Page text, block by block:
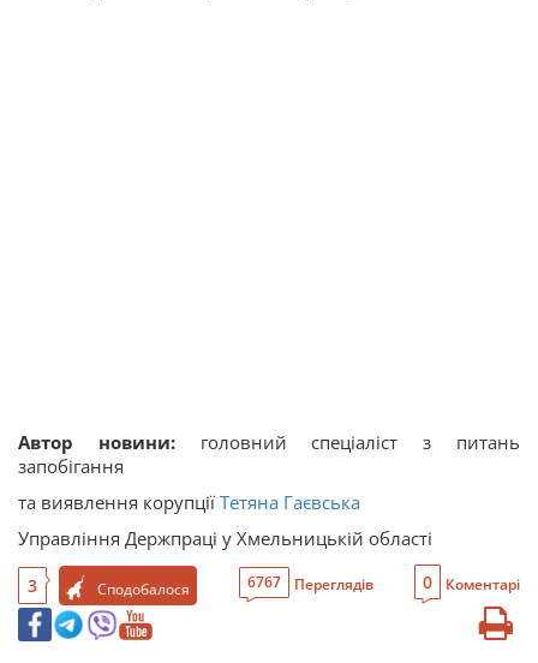
Автор новини:головний спеціаліст з питань
запобігання
та виявлення корупції Тетяна Гаєвська
Управління Держпраці у Хмельницькій області
3 Сподобалося 6767 Переглядів 0 Коментарі